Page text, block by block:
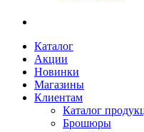
Каталог
Акции
Новинки
Магазины
Клиентам
Каталог
Брошюры